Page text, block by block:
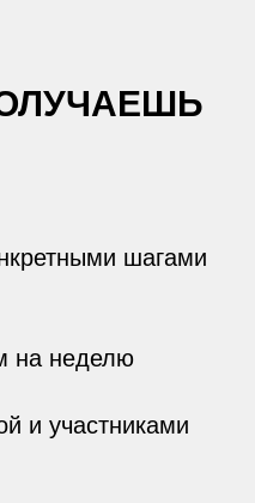
шагами
на неделю
и участниками